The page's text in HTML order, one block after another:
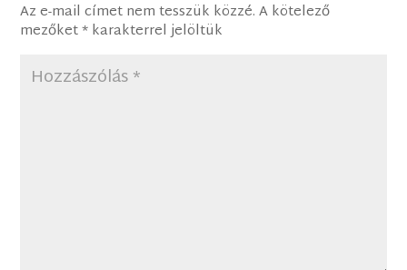
Az e-mail címet nem tesszük közzé. A kötelező
mezőket*karakterrel jelöltük